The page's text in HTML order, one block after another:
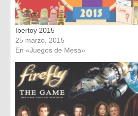
Ibertoy 2015
25 marzo, 2015
En «Juegos de Mesa»